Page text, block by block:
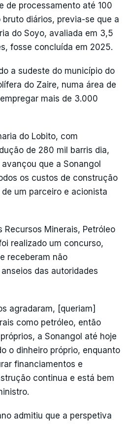
de processamento até 100
diários, previa-se que a
do Soyo, avaliada em 3,5
fosse concluída em 2025.
a sudeste do município do
do Zaire, numa área de
mais de 3.000
do Lobito, com
de 280 mil barris dia,
que a Sonangol
os custos de construção
um parceiro e acionista
Recursos Minerais, Petróleo
realizado um concurso,
receberam não
das autoridades
agradaram, [queriam]
como petróleo, então
a Sonangol até hoje
o dinheiro próprio, enquanto
financiamentos e
continua e está bem
admitiu que a perspetiva